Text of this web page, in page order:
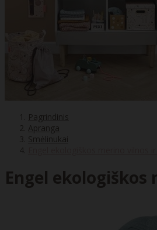
Pagrindinis
Apranga
Smėlinukai
Engel